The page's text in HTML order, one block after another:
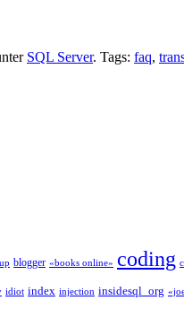
SQL Server. Tags: faq,
blogger «books online» coding
idiot index injection insidesql_org